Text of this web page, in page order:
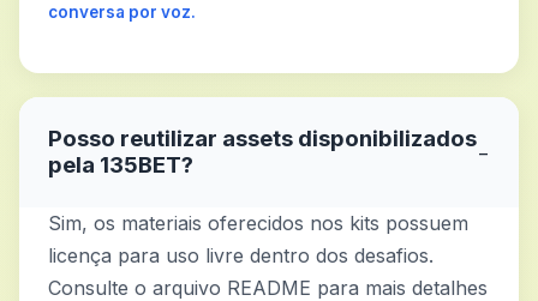
conversa por voz.
Posso reutilizar assets disponibilizados
pela 135BET?
−
Sim, os materiais oferecidos nos kits possuem
licença para uso livre dentro dos desafios.
Consulte o arquivo README para mais detalhes